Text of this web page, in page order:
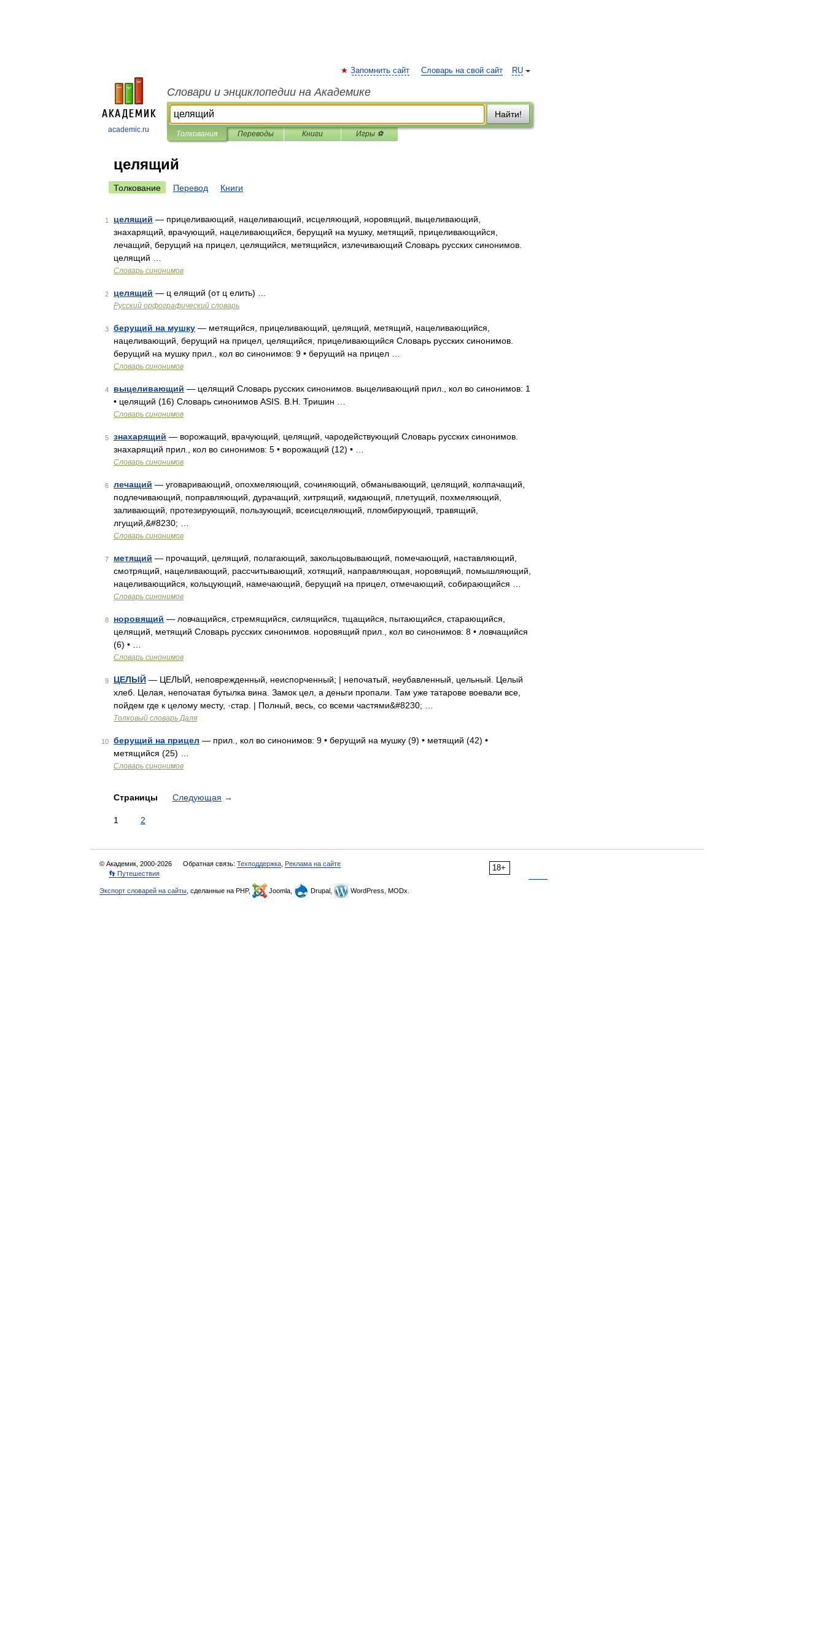
academic.ru
RU
Запомнить сайт Словарь на свой сайт
Словари и энциклопедии на Академике
Найти!
Толкования Переводы Книги Игры ⚽
целящий
Толкование Перевод Книги
1 целящий — прицеливающий, нацеливающий, исцеляющий, норовящий, выцеливающий,
знахарящий, врачующий, нацеливающийся, берущий на мушку, метящий, прицеливающийся,
лечащий, берущий на прицел, целящийся, метящийся, излечивающий Словарь русских синонимов.
целящий …
Словарь синонимов
2 целящий — ц елящий (от ц елить) …
Русский орфографический словарь
3 берущий на мушку — метящийся, прицеливающий, целящий, метящий, нацеливающийся,
нацеливающий, берущий на прицел, целящийся, прицеливающийся Словарь русских синонимов.
берущий на мушку прил., кол во синонимов: 9 • берущий на прицел …
Словарь синонимов
4 выцеливающий — целящий Словарь русских синонимов. выцеливающий прил., кол во синонимов: 1
• целящий (16) Словарь синонимов ASIS. В.Н. Тришин …
Словарь синонимов
5 знахарящий — ворожащий, врачующий, целящий, чародействующий Словарь русских синонимов.
знахарящий прил., кол во синонимов: 5 • ворожащий (12) • …
Словарь синонимов
6 лечащий — уговаривающий, опохмеляющий, сочиняющий, обманывающий, целящий, колпачащий,
подлечивающий, поправляющий, дурачащий, хитрящий, кидающий, плетущий, похмеляющий,
заливающий, протезирующий, пользующий, всеисцеляющий, пломбирующий, травящий,
лгущий,&#8230; …
Словарь синонимов
7 метящий — прочащий, целящий, полагающий, закольцовывающий, помечающий, наставляющий,
смотрящий, нацеливающий, рассчитывающий, хотящий, направляющая, норовящий, помышляющий,
нацеливающийся, кольцующий, намечающий, берущий на прицел, отмечающий, собирающийся …
Словарь синонимов
8 норовящий — ловчащийся, стремящийся, силящийся, тщащийся, пытающийся, старающийся,
целящий, метящий Словарь русских синонимов. норовящий прил., кол во синонимов: 8 • ловчащийся
(6) • …
Словарь синонимов
9 ЦЕЛЫЙ — ЦЕЛЫЙ, неповрежденный, неиспорченный; | непочатый, неубавленный, цельный. Целый
хлеб. Целая, непочатая бутылка вина. Замок цел, а деньги пропали. Там уже татарове воевали все,
пойдем где к целому месту, ·стар. | Полный, весь, со всеми частями&#8230; …
Толковый словарь Даля
10 берущий на прицел — прил., кол во синонимов: 9 • берущий на мушку (9) • метящий (42) •
метящийся (25) …
Словарь синонимов
Страницы Следующая →
1 2
18+
© Академик, 2000-2026 Обратная связь: Техподдержка Реклама на сайте
👣 Путешествия
Экспорт словарей на сайты , сделанные на PHP, Joomla, Drupal, WordPress, MODx.